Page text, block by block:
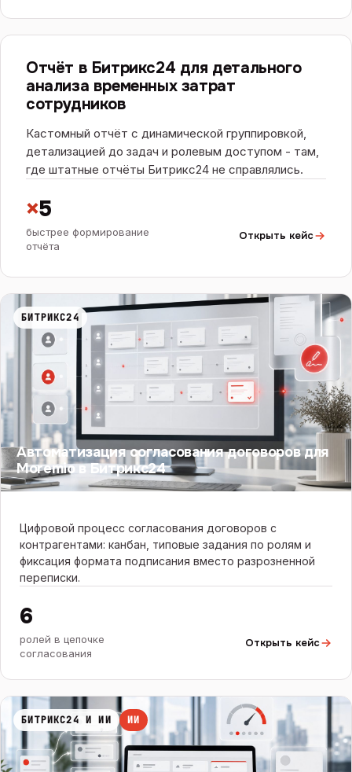
БИТРИКС24
Отчёт в Битрикс24 для детального
анализа временных затрат
сотрудников
Кастомный отчёт с динамической группировкой,
детализацией до задач и ролевым доступом - там,
где штатные отчёты Битрикс24 не справлялись.
×5
быстрее формирование
отчёта
Открыть кейс
БИТРИКС24
Автоматизация согласования договоров для
Moremio в Битрикс24
Цифровой процесс согласования договоров с
контрагентами: канбан, типовые задания по ролям и
фиксация формата подписания вместо разрозненной
переписки.
6
ролей в цепочке
согласования
Открыть кейс
БИТРИКС24 И ИИ ИИ